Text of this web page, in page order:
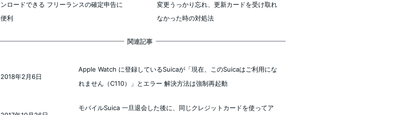
ンロードできる フリーランスの確定申告に
便利
変更うっかり忘れ、更新カードを受け取れ
なかった時の対処法
関連記事
Apple Watch に登録しているSuicaが「現在、このSuicaはご利用にな
れません（C110）」とエラー 解決方法は強制再起動
2018年2月6日
モバイルSuica 一旦退会した後に、同じクレジットカードを使ってア